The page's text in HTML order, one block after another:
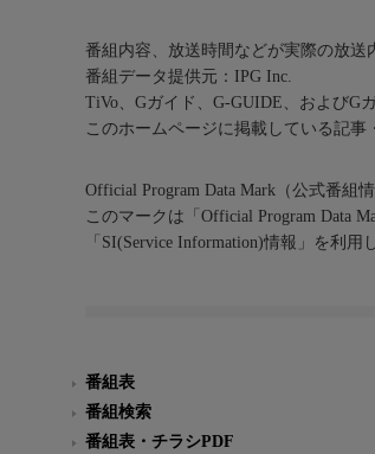
番組内容、放送時間などが実際の放送
番組データ提供元：IPG Inc.
TiVo、Gガイド、G-GUIDE、およびG
このホームページに掲載している記事
Official Program Data Mark（公式番組情
このマークは「Official Program Data
「SI(Service Information)情報」を利
番組表
番組検索
番組表・チラシPDF